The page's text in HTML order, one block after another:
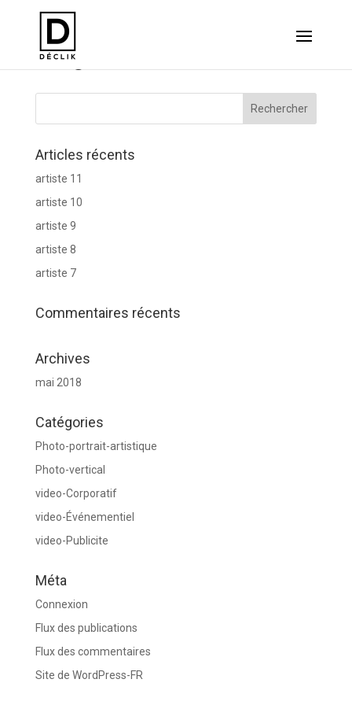
Insight
Articles récents
artiste 11
artiste 10
artiste 9
artiste 8
artiste 7
Commentaires récents
Archives
mai 2018
Catégories
Photo-portrait-artistique
Photo-vertical
video-Corporatif
video-Événementiel
video-Publicite
Méta
Connexion
Flux des publications
Flux des commentaires
Site de WordPress-FR